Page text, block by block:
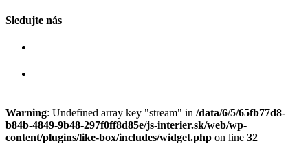
Sledujte nás
Warning: Undefined array key "stream" in /data/6/5/65fb77d8-
b84b-4849-9b48-297f0ff8d85e/js-interier.sk/web/wp-
content/plugins/like-box/includes/widget.php on line 32